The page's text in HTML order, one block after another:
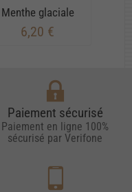
Menthe glaciale
6,20 €
Paiement sécurisé
Paiement en ligne 100%
sécurisé par Verifone